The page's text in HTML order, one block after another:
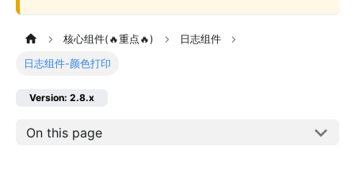
核心组件(🔥重点🔥) 日志组件
日志组件-颜色打印
Version: 2.8.x
On this page